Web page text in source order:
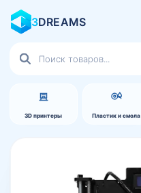
3DREAMS
3D принтеры Пластик и смола
товаров